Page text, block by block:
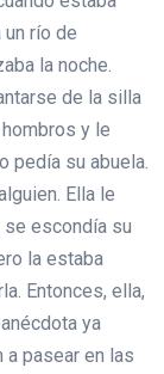
río de
la noche.
de la silla
y le
pedía su abuela.
Ella le
se escondía su
la estaba
Entonces, ella,
ya
a pasear en las